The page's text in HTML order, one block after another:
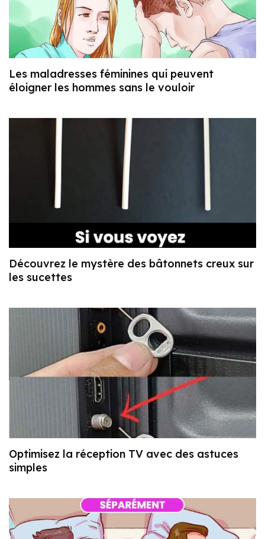
Les maladresses féminines qui peuvent
éloigner les hommes sans le vouloir
Découvrez le mystère des bâtonnets creux sur
les sucettes
Optimisez la réception TV avec des astuces
simples